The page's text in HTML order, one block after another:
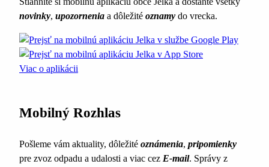
novinky, upozornenia a dôležité oznamy do vrecka.
Viac o aplikácii
Mobilný Rozhlas
Pošleme vám aktuality, dôležité oznámenia, pripomienky
pre zvoz odpadu a udalosti a viac cez E-mail. Správy z